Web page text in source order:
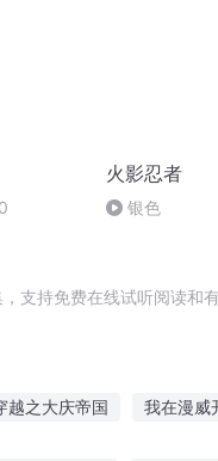
火影忍者
银色
支持免费在线试听阅读和
越之大庆帝国 我在漫威